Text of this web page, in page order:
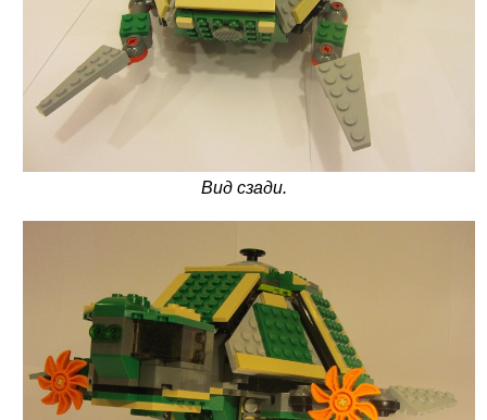
Вид сзади.